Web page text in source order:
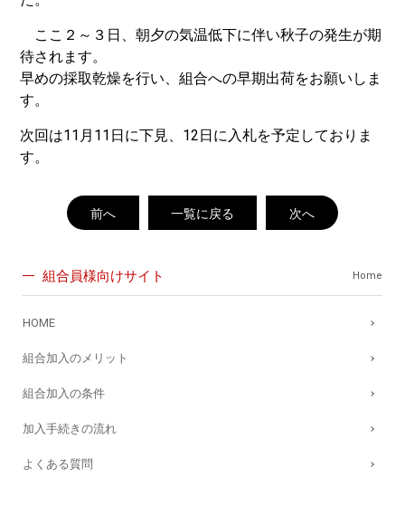
ここ２～３日、朝夕の気温低下に伴い秋子の発生が期
待されます。
早めの採取乾燥を行い、組合への早期出荷をお願いしま
す。
次回は11月11日に下見、12日に入札を予定しておりま
す。
前へ 一覧に戻る 次へ
組合員様向けサイト Home
HOME
組合加入のメリット
組合加入の条件
加入手続きの流れ
よくある質問